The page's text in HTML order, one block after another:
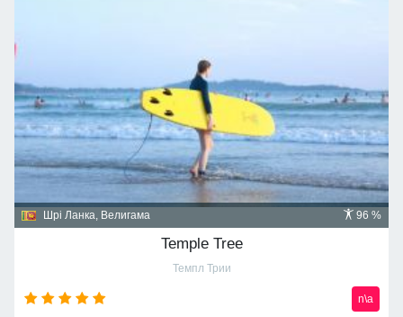
91 %
Домініканська республіка, Пунта Кана
Majestic Mirage 5*
Маджестик Мираж
n\a